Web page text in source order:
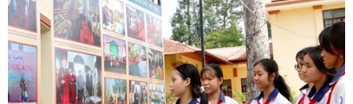
Theo Phó Thủ tướng Vũ Đức Đam, trước khi các địa
phương bao phủ vaccine, đạt miễn dịch cộng đồng, lực
lượng quân đội sẽ tiếp tục hỗ trợ Thành phố Hồ Chí
Minh và các tỉnh phía Nam chống dịch.